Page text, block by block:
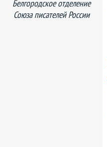
Белгородское отделение
Союза писателей России